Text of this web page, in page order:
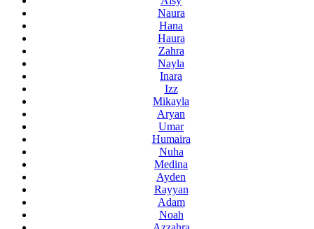
Naura
Hana
Haura
Zahra
Nayla
Inara
Izz
Mikayla
Aryan
Umar
Humaira
Nuha
Medina
Ayden
Rayyan
Adam
Noah